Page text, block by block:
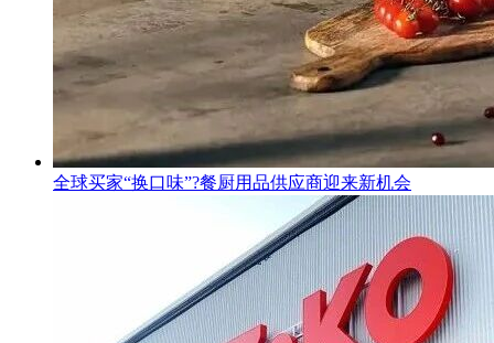
全球买家“换口味”?餐厨用品供应商迎来新机会